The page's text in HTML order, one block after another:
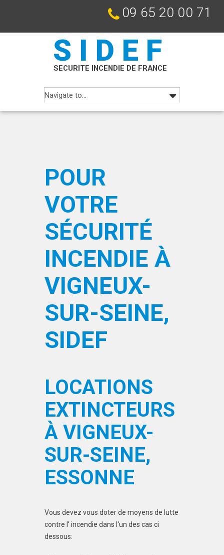
09 65 20 00 71
SIDEF
SECURITE INCENDIE DE FRANCE
POUR
VOTRE
SÉCURITÉ
INCENDIE À
VIGNEUX-
SUR-SEINE,
SIDEF
LOCATIONS
EXTINCTEURS
À VIGNEUX-
SUR-SEINE,
ESSONNE
Vous devez vous doter de moyens de lutte
contre l' incendie dans l'un des cas ci
dessous: